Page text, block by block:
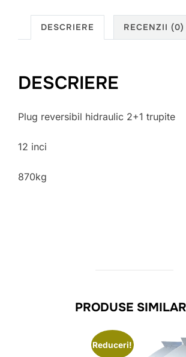
DESCRIERE RECENZII (0)
DESCRIERE
Plug reversibil hidraulic 2+1 trupite
12 inci
870kg
PRODUSE
Reduceri!